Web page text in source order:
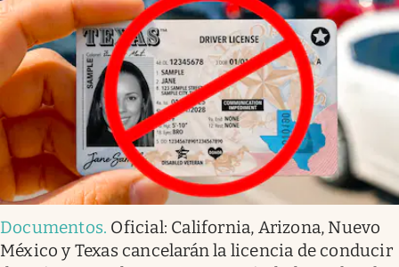
Documentos. Oficial: California, Arizona, Nuevo
México y Texas cancelarán la licencia de conducir